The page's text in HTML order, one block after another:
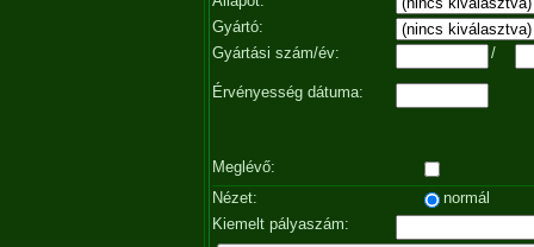
Gyártó:
Gyártási szám/év:
/
Érvényesség dátuma:
Meglévő:
Nézet:
normál
Kiemelt pályaszám: